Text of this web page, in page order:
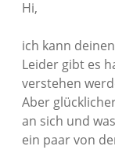
Hi,
ich kann
Leider gibt es
verstehen
Aber
an sich und
ein paar von